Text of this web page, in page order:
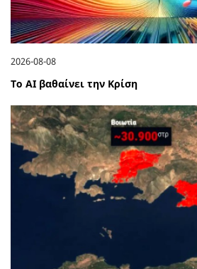
2026-08-08
Το ΑΙ βαθαίνει την Κρίση